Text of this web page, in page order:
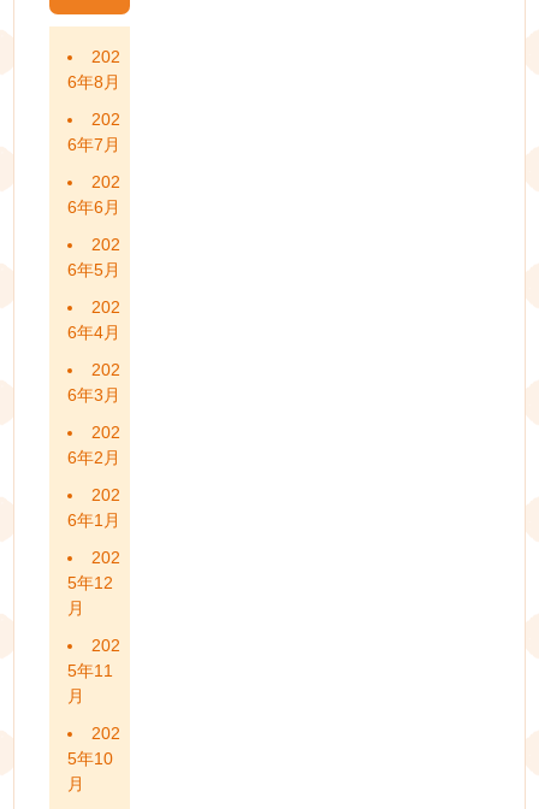
202
6年8月
202
6年7月
202
6年6月
202
6年5月
202
6年4月
202
6年3月
202
6年2月
202
6年1月
202
5年12
月
202
5年11
月
202
5年10
月